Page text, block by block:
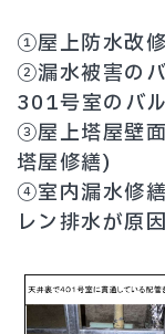
①屋上防水改
②漏水被害の
301号室のバ
③屋上塔屋壁
塔屋修繕)
④室内漏水修
レン排水が原